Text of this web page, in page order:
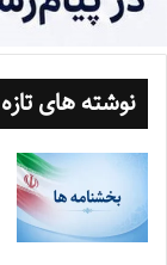
نوشته های تازه